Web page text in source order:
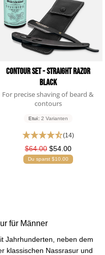
Contour Set - Straight Razor
Black
For precise shaving of beard &
contours
Etui: 2 Varianten
(14)
$64.00$54.00
Du sparst $10.00
für Männer
Jahrhunderten, neben dem
klassischen Nassrasur und